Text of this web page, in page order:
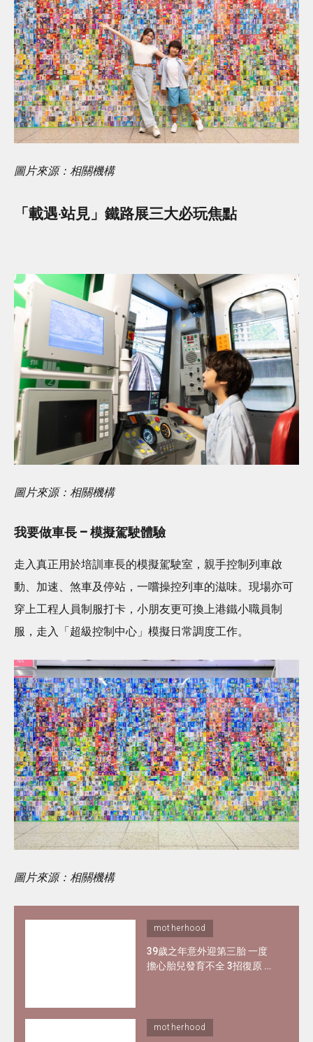
圖片來源：相關機構
「載遇‧站見」鐵路展三大必玩焦點
圖片來源：相關機構
我要做車長 – 模擬駕駛體驗
走入真正用於培訓車長的模擬駕駛室，親手控制列車啟
動、加速、煞車及停站，一嚐操控列車的滋味。現場亦可
穿上工程人員制服打卡，小朋友更可換上港鐵小職員制
服，走入「超級控制中心」模擬日常調度工作。
圖片來源：相關機構
motherhood
39歲之年意外迎第三胎 一度
擔心胎兒發育不全 3招復原 成
motherhood